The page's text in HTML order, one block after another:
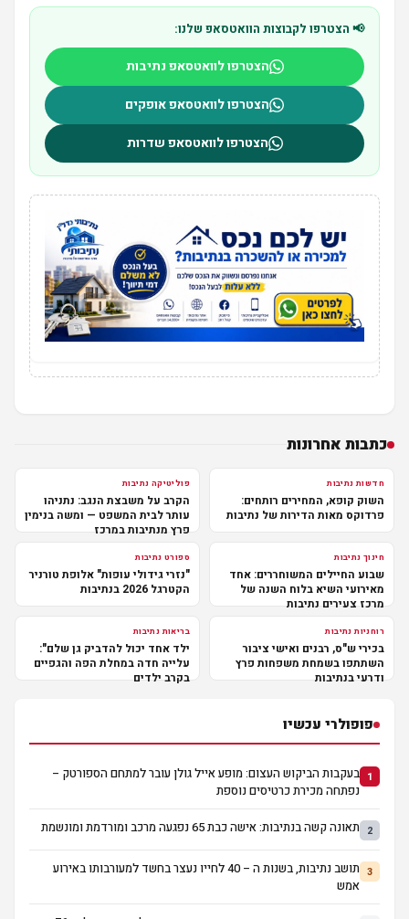
📢 הצטרפו לקבוצות הוואטסאפ שלנו:
הצטרפו לוואטסאפ נתיבות
הצטרפו לוואטסאפ אופקים
הצטרפו לוואטסאפ שדרות
כתבות אחרונות
חדשות נתיבות
השוק קופא, המחירים רותחים:
פרדוקס מאות הדירות של נתיבות
פוליטיקה נתיבות
הקרב על משבצת הנגב: נתניהו
עותר לבית המשפט — ומשה בנימין
פרץ מנתיבות במרכז
חינוך נתיבות
שבוע החיילים המשוחררים: אחד
מאירועי השיא בלוח השנה של
מרכז צעירים נתיבות
ספורט נתיבות
"נזרי גידולי עופות" אלופת טורניר
הקטרגל 2026 בנתיבות
רוחניות נתיבות
בכירי ש"ס, רבנים ואישי ציבור
השתתפו בשמחת משפחות פרץ
ודרעי בנתיבות
בריאות נתיבות
ילד אחד יכול להדביק גן שלם":
עלייה חדה במחלת הפה והגפיים
בקרב ילדים
פופולרי עכשיו
1 בעקבות הביקוש העצום: מופע אייל גולן עובר למתחם הספורטק –
נפתחה מכירת כרטיסים נוספת
2 תאונה קשה בנתיבות: אישה כבת 65 נפגעה מרכב ומורדמת ומונשמת
3
תושב נתיבות, בשנות ה – 40 לחייו נעצר בחשד למעורבותו באירוע
אמש